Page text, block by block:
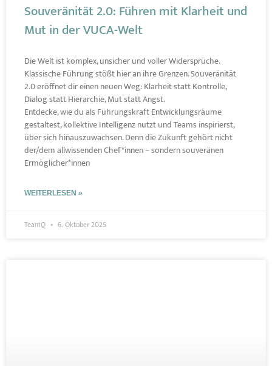
Souveränität 2.0: Führen mit Klarheit und
Mut in der VUCA-Welt
Die Welt ist komplex, unsicher und voller Widersprüche.
Klassische Führung stößt hier an ihre Grenzen. Souveränität
2.0 eröffnet dir einen neuen Weg: Klarheit statt Kontrolle,
Dialog statt Hierarchie, Mut statt Angst.
Entdecke, wie du als Führungskraft Entwicklungsräume
gestaltest, kollektive Intelligenz nutzt und Teams inspirierst,
über sich hinauszuwachsen. Denn die Zukunft gehört nicht
der/dem allwissenden Chef*innen – sondern souveränen
Ermöglicher*innen
WEITERLESEN »
TeamQ 6. Oktober 2025